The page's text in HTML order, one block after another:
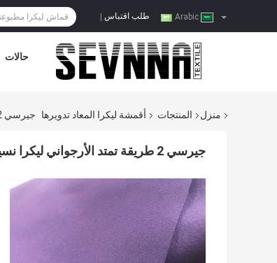
طلب اقتباس
حالات
منزل المنتجات أقمشة ليكرا المعاد تدويرها جيرسي 2 طريقة تمتد الأرجواني ليكرا نسيج عادي الألوان لضغط Activewear
جيرسي 2 طريقة تمتد الأرجواني ليكرا نسيج عادي الألوان لضغط Activewear